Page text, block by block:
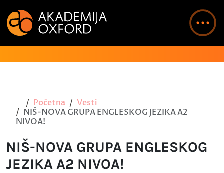
Početna
Vesti
NIŠ-NOVA GRUPA ENGLESKOG JEZIKA A2
NIVOA!
NIŠ-NOVA GRUPA ENGLESKOG
JEZIKA A2 NIVOA!